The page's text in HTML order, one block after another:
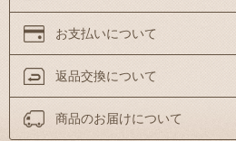
お支払いについて
返品交換について
商品のお届けについて